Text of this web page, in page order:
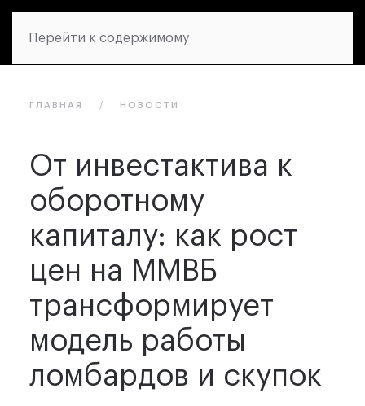
Перейти к содержимому
ГЛАВНАЯ НОВОСТИ
От инвестактива к
оборотному
капиталу: как рост
цен на ММВБ
трансформирует
модель работы
ломбардов и скупок